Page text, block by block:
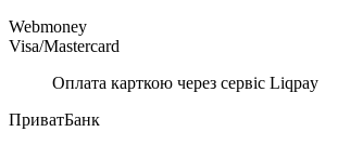
Webmoney
Visa/Mastercard
Оплата карткою через сервіс Liqpay
ПриватБанк